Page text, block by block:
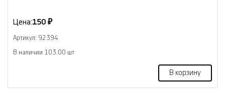
Цена:150 ₽
Артикул: 92394
В наличии 103.00 шт
В корзину